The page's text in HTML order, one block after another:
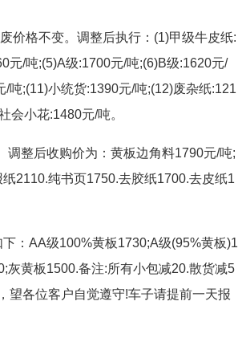
格不变。调整后执行：(1)甲级牛皮纸:
元/吨;(5)A级:1700元/吨;(6)B级:1620元/
吨;(11)小统货:1390元/吨;(12)废杂纸:121
会小花:1480元/吨。
整后收购价为：黄板边角料1790元/吨;
2110.纯书页1750.去胶纸1700.去皮纸1
：AA级100%黄板1730;A级(95%黄板)1
灰黄板1500.备注:所有小包减20.散货减5
望各位客户自觉遵守!车子请提前一天报